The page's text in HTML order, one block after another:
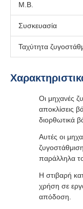
Μ.Β.
Συσκευασία
Ταχύτητα
Οι μηχανές
αποκλίσεις
διορθωτικά
Αυτές οι
παράλληλα
Η στιβαρή
χρήση σε
απόδοση.